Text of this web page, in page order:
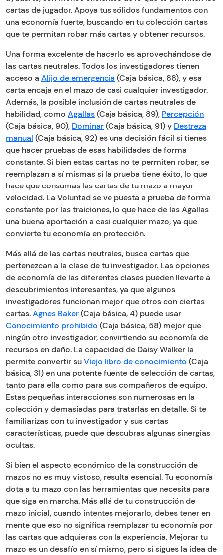
cartas de jugador. Apoya tus sólidos fundamentos con
una economía fuerte, buscando en tu colección cartas
que te permitan robar más cartas y obtener recursos.
Una forma excelente de hacerlo es aprovechándose de
las cartas neutrales. Todos los investigadores tienen
acceso a Alijo de emergencia (Caja básica, 88), y esa
carta encaja en el mazo de casi cualquier investigador.
Además, la posible inclusión de cartas neutrales de
habilidad, como Agallas(Caja básica, 89), Percepción
(Caja básica, 90), Dominar(Caja básica, 91) y Destreza
manual (Caja básica, 92) es una decisión fácil si tienes
que hacer pruebas de esas habilidades de forma
constante. Si bien estas cartas no te permiten robar, se
reemplazan a sí mismas si la prueba tiene éxito, lo que
hace que consumas las cartas de tu mazo a mayor
velocidad. La Voluntad se ve puesta a prueba de forma
constante por las traiciones, lo que hace de las Agallas
una buena aportación a casi cualquier mazo, ya que
convierte tu economía en protección.
Más allá de las cartas neutrales, busca cartas que
pertenezcan a la clase de tu investigador. Las opciones
de economía de las diferentes clases pueden llevarte a
descubrimientos interesantes, ya que algunos
investigadores funcionan mejor que otros con ciertas
cartas.Agnes Baker(Caja básica, 4) puede usar
Conocimiento prohibido (Caja básica, 58) mejor que
ningún otro investigador, convirtiendo su economía de
recursos en daño. La capacidad de Daisy Walker la
permite convertir suViejo libro de conocimiento (Caja
básica, 31) en una potente fuente de selección de cartas,
tanto para ella como para sus compañeros de equipo.
Estas pequeñas interacciones son numerosas en la
colección y demasiadas para tratarlas en detalle. Si te
familiarizas con tu investigador y sus cartas
características, puede que descubras algunas sinergias
ocultas.
Si bien el aspecto económico de la construcción de
mazos no es muy vistoso, resulta esencial. Tu economía
dota a tu mazo con las herramientas que necesita para
que siga en marcha. Más allá de tu construcción de
mazo inicial, cuando intentes mejorarlo, debes tener en
mente que eso no significa reemplazar tu economía por
las cartas que adquieras con la experiencia. Mejorar tu
mazo es un desafío en sí mismo, pero si sigues la idea de